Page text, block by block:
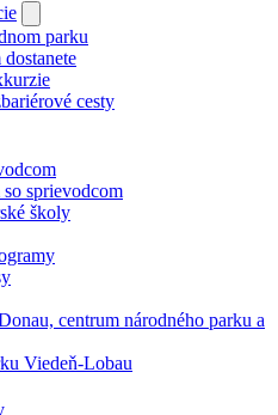
parku
cesty
sprievodcom
školy
centrum národného parku a
Viedeň-Lobau